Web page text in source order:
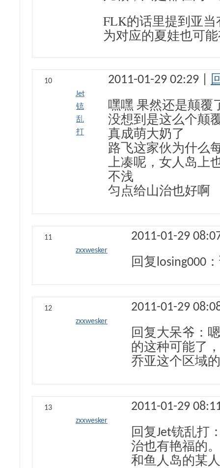
FLK的话里提到亚
为对应的夏娃也可
10
Jet
铳
乱
打
2011-01-29 02:29 |
嘿嘿 果然还是颠覆
没想到是这么个颠
真成萌大奶了
路飞这家伙为什么
上凑呢，女人岛上
不浅
匀点给山治也好啊
11
zxxwesker
2011-01-29
回复losing000
12
zxxwesker
2011-01-29
回复大呆爷：
的这种可能了
乔亚这个区域
13
zxxwesker
2011-01-29
回复Jet铳乱打
治也有艳福的
和鱼人岛的某